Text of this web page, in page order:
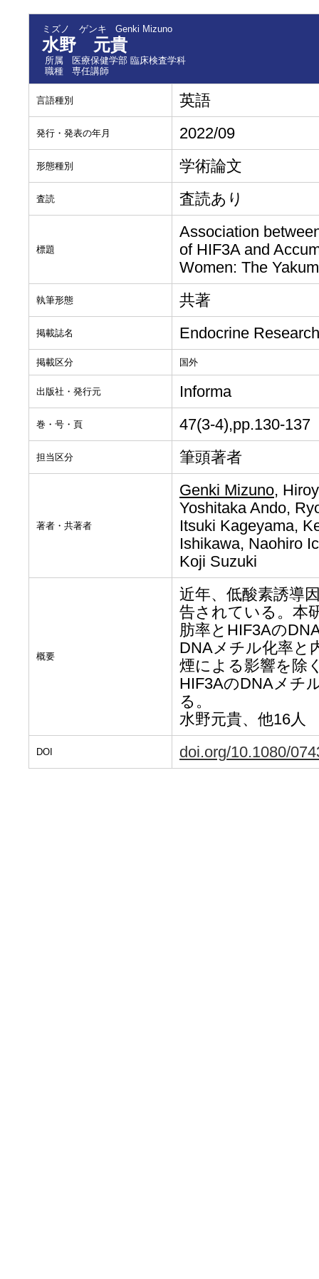
ミズノ ゲンキ Genki Mizuno
水野 元貴
所属
医療保健学部 臨床検査学科
職種
専任講師
言語種別 英語
発行・発表の年月 2022/09
形態種別 学術論文
査読 査読あり
標題
Association
of HIF3A and
Women: The
執筆形態 共著
掲載誌名 Endocrine Research
掲載区分 国外
出版社・発行元 Informa
巻・号・頁 47(3-4),pp.130-137
担当区分 筆頭著者
著者・共著者
Genki Mizuno,
Yoshitaka Ando,
Itsuki Kageyama,
Ishikawa, Naohiro
Koji Suzuki
概要
近年、低酸素誘導
告されている。本
肪率とHIF3Aの
DNAメチル化率と
煙による影響を除
HIF3AのDNAメチ
る。
水野元貴、他16人
DOI doi.org/10.1080/